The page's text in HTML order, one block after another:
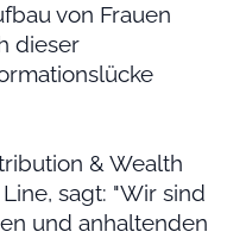
von Frauen
dieser
& Wealth
sagt: "Wir sind
und anhaltenden